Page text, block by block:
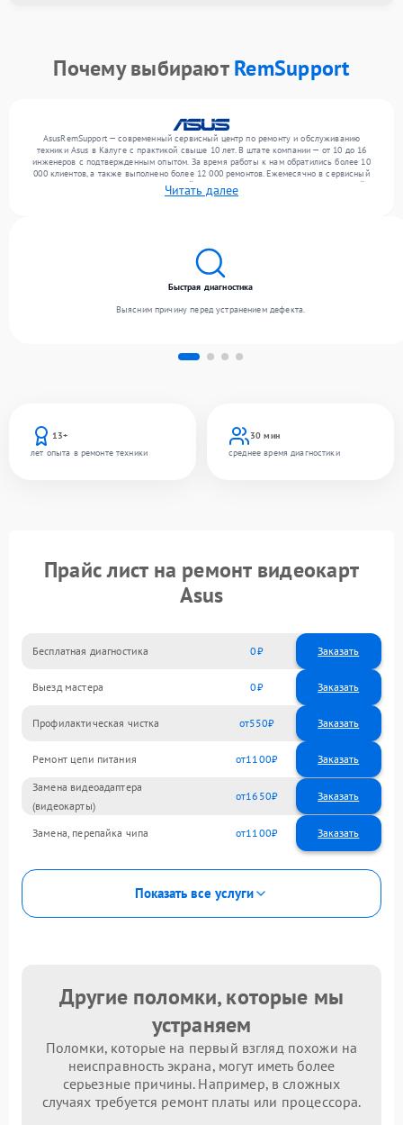
Почему выбираютRemSupport
AsusRemSupport — современный сервисный центр по ремонту и обслуживанию
техники Asus в Калуге с практикой свыше 10 лет. В штате компании — от 10 до 16
инженеров с подтвержденным опытом. За время работы к нам обратились более 10
000 клиентов, а также выполнено более 12 000 ремонтов. Ежемесячно в сервисный
центр поступает более 300 обращений, включая , , . Мы беремся за задачи любой
сложности и поддерживаем высокий стандарт качества благодаря отлаженным
Читать далее
13+
лет опыта в ремонте техники
30 мин
среднее время диагностики
Быстрая диагностика
Выясним причину перед устранением дефекта.
Прайс лист на ремонт видеокарт
Asus
Бесплатная диагностика 0 Заказать
Выезд мастера 0 Заказать
Профилактическая чистка 550
Ремонт цепи питания 1100
Замена видеоадаптера
(видеокарты)
1650
Замена, перепайка чипа 1100
Показать все услуги
Другие поломки, которые мы
устраняем
Поломки, которые на первый взгляд похожи на
неисправность экрана, могут иметь более
серьезные причины. Например, в сложных
случаях требуется ремонт платы или процессора.